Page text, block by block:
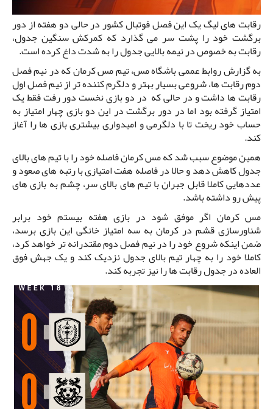
رقابت های لیگ یک این فصل فوتبال کشور در حالی دو هفته از دور
برگشت خود را پشت سر می گذارد که کمرکش سنگین جدول،
رقابت به خصوص در نیمه بالایی جدول را به شدت داغ کرده است.
به گزارش روابط عممی باشگاه مس، تیم مس کرمان که در نیم فصل
دوم رقابت ها، شروعی بسیار بهتر و دلگرم کننده تر از نیم فصل اول
رقابت ها داشت و در حالی که در دو بازی نخست دور رفت فقط یک
امتیاز گرفته بود اما در دور برگشت در این دو بازی چهار امتیاز به
حساب خود ریخت تا با دلگرمی و امیدواری بیشتری بازی ها را آغاز
کند.
همین موضوع سبب شد که مس کرمان فاصله خود را با تیم های بالای
جدول کاهش دهد و حالا در فاصله هفت امتیازی با رتبه های صعود و
عددهایی کاملا قابل جبران با تیم های بالای سر، چشم به بازی های
پیش رو داشته باشد.
مس کرمان اگر موفق شود در بازی هفته بیستم خود برابر
شناورسازی قشم در کرمان به سه امتیاز خانگی این بازی برسد،
ضمن اینکه شروع خود را در نیم فصل دوم مقتدرانه تر خواهد کرد،
کاملا خود را به چهار تیم بالای جدول نزدیک کند و یک جهش فوق
العاده در جدول رقابت ها را نیز تجربه کند.